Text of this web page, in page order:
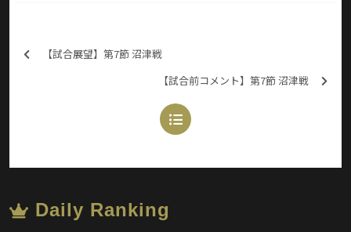
【試合展望】第7節 沼津戦
【試合前コメント】第7節 沼津戦
Daily Ranking